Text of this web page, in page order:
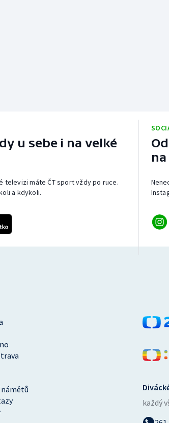
u sebe i na velké
televizi máte ČT sport vždy po ruce.
a kdykoli.
námětů
každý